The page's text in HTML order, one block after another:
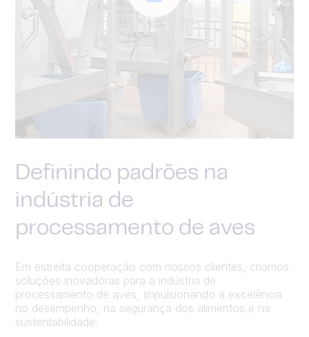
Definindo padrões na
indústria de
processamento de aves
Em estreita cooperação com nossos clientes, criamos
soluções inovadoras para a indústria de
processamento de aves, impulsionando a excelência
no desempenho, na segurança dos alimentos e na
sustentabilidade.